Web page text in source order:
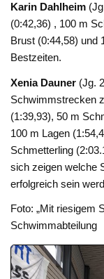
Karin Dahlheim
(0:42,36) , 100 m
Brust (0:44,58) und
Bestzeiten.
Xenia Dauner (Jg.
Schwimmstrecken
(1:39,93), 50 m
100 m Lagen
Schmetterling
sich zeigen welche
erfolgreich sein
Foto: „Mit riesigem
Schwimmabteilung